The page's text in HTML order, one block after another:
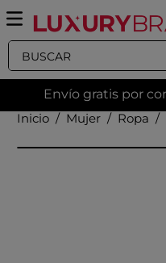
Buscar
Envío gratis por
Mujer
Ropa